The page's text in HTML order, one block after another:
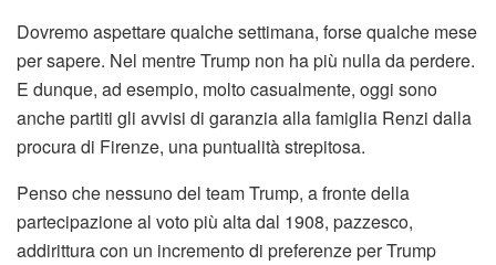
Dovremo aspettare qualche settimana, forse qualche mese
per sapere. Nel mentre Trump non ha più nulla da perdere.
E dunque, ad esempio, molto casualmente, oggi sono
anche partiti gli avvisi di garanzia alla famiglia Renzi dalla
procura di Firenze, una puntualità strepitosa.
Penso che nessuno del team Trump, a fronte della
partecipazione al voto più alta dal 1908, pazzesco,
addirittura con un incremento di preferenze per Trump